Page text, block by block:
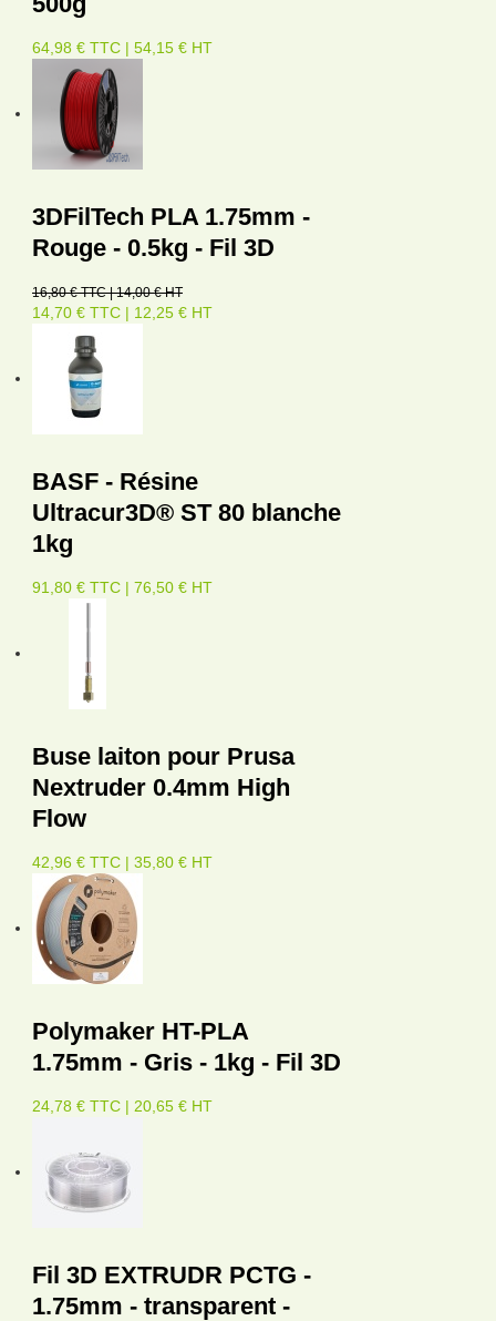
64,98 € TTC | 54,15 € HT
3DFilTech PLA 1.75mm -
Rouge - 0.5kg - Fil 3D
16,80 € TTC | 14,00 € HT
14,70 € TTC | 12,25 € HT
BASF - Résine
Ultracur3D® ST 80 blanche
1kg
91,80 € TTC | 76,50 € HT
Buse laiton pour Prusa
Nextruder 0.4mm High
Flow
42,96 € TTC | 35,80 € HT
Polymaker HT-PLA
1.75mm - Gris - 1kg - Fil 3D
24,78 € TTC | 20,65 € HT
Fil 3D EXTRUDR PCTG -
1.75mm - transparent -